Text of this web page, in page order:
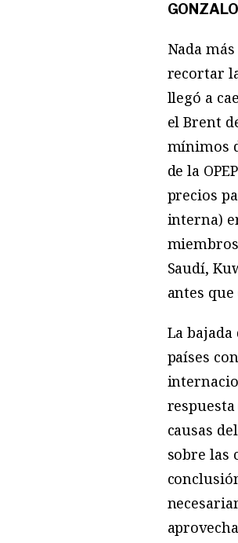
Nada
recortar
llegó a
el Brent
mínimos
de la
precios
interna)
Saudí,
antes
La
países
causas
sobre las